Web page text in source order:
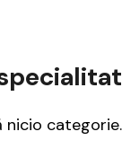
nicio categorie.